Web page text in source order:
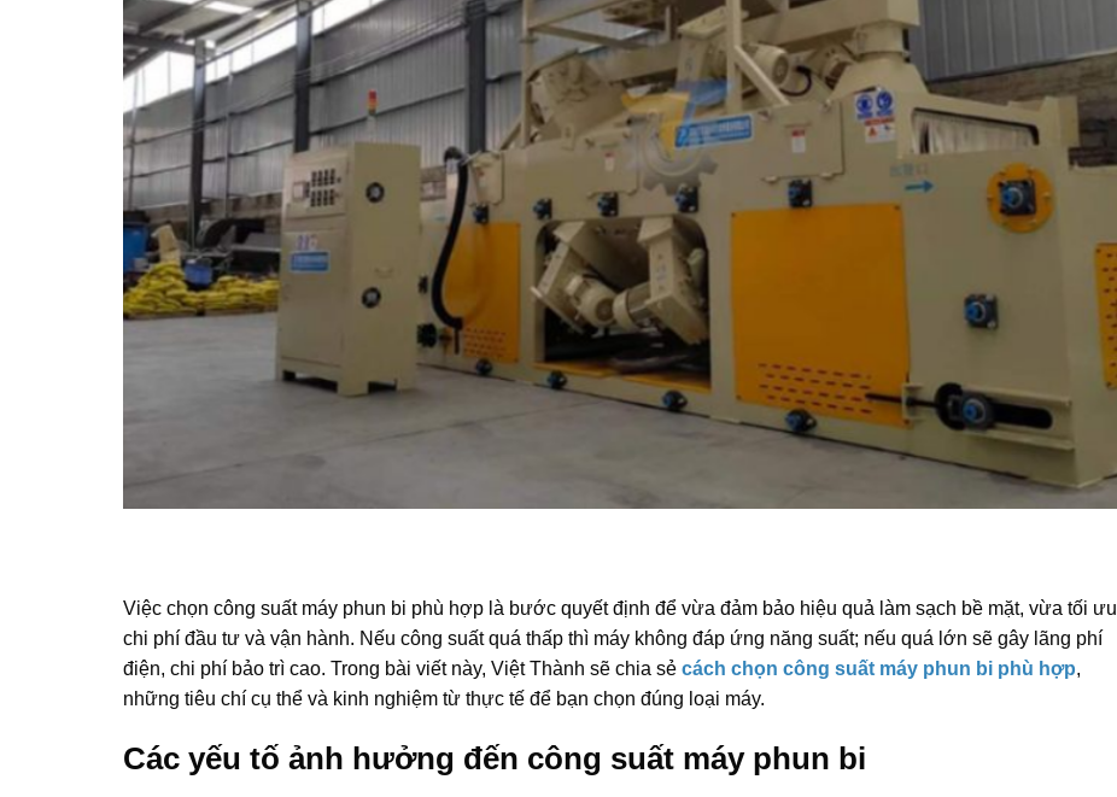
Việc chọn công suất máy phun bi phù hợp là bước quyết định để vừa đảm bảo hiệu quả làm sạch bề mặt, vừa tối ưu
chi phí đầu tư và vận hành. Nếu công suất quá thấp thì máy không đáp ứng năng suất; nếu quá lớn sẽ gây lãng phí
điện, chi phí bảo trì cao. Trong bài viết này, Việt Thành sẽ chia sẻ cách chọn công suất máy phun bi phù hợp,
những tiêu chí cụ thể và kinh nghiệm từ thực tế để bạn chọn đúng loại máy.
Các yếu tố ảnh hưởng đến công suất máy phun bi